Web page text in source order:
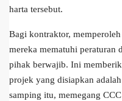
harta tersebut.
Bagi kontraktor,
mereka mematuhi peraturan
pihak berwajib. Ini
projek yang disiapkan
samping itu, memegang